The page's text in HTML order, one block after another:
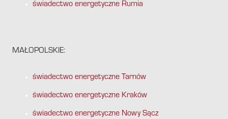
świadectwo energetyczne Rumia
MAŁOPOLSKIE:
świadectwo energetyczne Tarnów
świadectwo energetyczne Kraków
świadectwo energetyczne Nowy Sącz